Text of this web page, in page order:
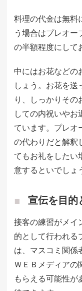
料理の代金は無料
う場合はプレオー
の半額程度にして
中にはお花などの
しょう。お花を送
り、しっかりその
しての内祝いやお
ています。プレオ
の代わりだと解釈
てもお礼をしたい
意するといでしょ
宣伝を目的
接客の練習がメイ
的として行われる
は、マスコミ関係
ＷＥＢメディアの
もらえる可能性が